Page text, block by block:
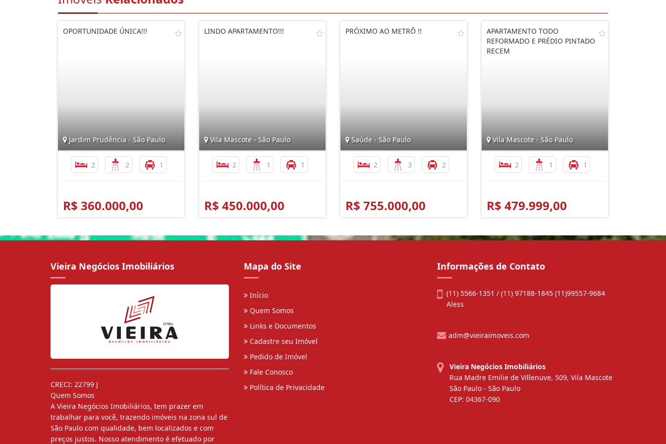
OPORTUNIDADE ÚNICA!!!
Jardim Prudência - São Paulo
2 2 1
R$ 360.000,00
LINDO APARTAMENTO!!!
Vila Mascote - São Paulo
2 1 1
R$ 450.000,00
PRÓXIMO AO METRÔ !!
Saúde - São Paulo
2 3 2
R$ 755.000,00
APARTAMENTO TODO
REFORMADO E PRÉDIO PINTADO
RECEM
Vila Mascote - São Paulo
2 1 1
R$ 479.999,00
Vieira Negócios Imobiliários
CRECI: 22799 J
Quem Somos
A Vieira Negócios Imobiliários, tem prazer em
trabalhar para você, trazendo imóveis na zona sul de
São Paulo com qualidade, bem localizados e com
preços justos. Nosso atendimento é efetuado por
Mapa do Site
Início
Quem Somos
Links e Documentos
Cadastre seu Imóvel
Pedido de Imóvel
Fale Conosco
Política de Privacidade
Informações de Contato
(11) 5566-1351 / (11) 97188-1845 (11)99557-9684
Aless
adm@vieiraimoveis.com
Vieira Negócios Imobiliários
Rua Madre Emilie de Villenuve, 509, Vila Mascote
São Paulo - São Paulo
CEP: 04367-090